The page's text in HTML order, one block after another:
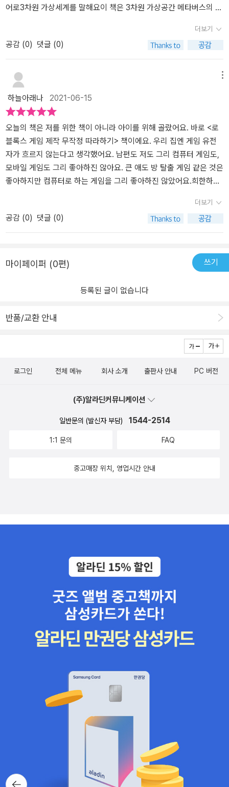
계를 뜻한다. 테마파크를 건설하고 운영하거나 애완동물을 입양하거
인한 캐릭터 의상이나 아이템등을 만들고 마켓에 올려 경제활동도 할
수 있다. 미국가수인 릴 나스는 로블록스에서 콘서트를 열었고, BTS
는 포트나이트를 통해 <Dynamite> 안무버전 뮤직비디오를 처음 공
개하기도 했단다.선생님들은 로블록스를활용하여 교육용 콘텐츠를
만들어 학생들과 수업도 할수있다고 한다. 로블록스를 즐기려면 당연
히 먼저 로블록스 사이트에 접속하여 회원가입을 해야 한다.roblox.c
om 사이트에 들어가서 책에 적혀진대로 회원가입을 진행한다. 아들
은 이미 스스로 예전에 로블록스 게임을 할대부터 회원가입을 해놓았
기에 Tip에 있는 것처럼 <로그인> 버튼으로 시작하기 위해 24페이
지로 넘어가서 진행했다.로블록스 메뉴와 기능을 살펴봐야 할 차례
다. 아들은 게임제작하기에 앞서 이런 게임들 구경하면서 게임 플레
이하는데 시간을 더 많이 쓴것 같다.사이드바메뉴까지 익혀야할게 많
도 되니 둘러보라고했다.스크래치같은 경우도 사이트에 있는 제작된
다른 게임들을 여러날 해보다가 스윽 책을 읽어보더니 하나둘씩 해보
기시작하더라.그러다 꽤 스크래치코딩에 익숙해지게 되어서 스스로
격적으로 게임을 제작하기에 그만큼 시간이 걸리긴 하는데 급하게 결
과물을 만들어야 할게 아니니까 조급하진 않았다. 스크래치는 블록으
로 된것이라 아이들이 시각적으로 그리 부담을 가지지 않았던것 같은
을까 싶었는데 살짝 겁을 먹은것 같기는 하더라. 그래서 일단은 그냥
로만 되어 어려워보일지 모르지만 보면 반복되는 것들이 있으니까 나
중에 읽다보면 감을 잡을거라고 했다.일단은 이거저거 만들어보고 여
기저기 메뉴눌러봐서 뭔지 해보겠단다. 그러면서 기존에 했던 로블록
이 서평은 출판사로부터 책을 무상으로 제공받아 직접 읽고 활용해본
후 작성한 후기입니다.>
오르는 것도 만들었다. 이 책을 보면서 해본 것들 중 내 생각에 가장
으면 죽거나, 또는 나에게 아이템이 들어오기 때문이다. 책을 통해 기
능들을 알고 직접 내 게임을 만들어서 하니 원래 좋아하던 게임이 더
많이 좋아지고 게임을 하면서도 유익하다는 느낌까지 들었다.
어로3차원 가상세계를 말해요이 책은 3차원 가상공간 메타버스의 대
용법과루아(Lua)라는 스크립트 언어를코딩이 처음인 사람도 이해하
기 쉽게 코드 옆에 코드 내용을 설명하였으며실행결과를 바로 확인할
수 있도록구성하였어요여러가지 응용 예제들과 루아코딩까지 익힐
수 있고루아스크립트는 홈페이지에서 다운받아서 사용 가능해요그리
고 수익화할수 있는 방법까지 나와있어서로.알.못인 엄마는 이 책을
보고 너무 놀랐답니다. 로블록스 게임 제작을 통해서 코딩을 학습하
고논리력과 수리력 향상은 물론, 스토리텔링 능력과 추리력도 기를
수 있답니다.!'게임을 하는 아이에서 만드는 아이로!'★로블록스를 사
랑하는 모든 유저★★나만의 게임을 만들면서 텍스트 코딩도 재미있
게 배우고 싶은 10대★★아이와 함께 로블록스 코딩을즐기고 싶은
부모님★ 모두 함께 해보세요 ^^
더보기
공감 (0) 댓글 (0)
하늘아래나 2021-06-15
오늘의 책은 저를 위한 책이 아니라 아이를 위해 골랐어요. 바로 <로
블록스 게임 제작 무작정 따라하기> 책이에요. 우리 집엔 게임 유전
자가 흐르지 않는다고 생각했어요. 남편도 저도 그리 컴퓨터 게임도,
모바일 게임도 그리 좋아하진 않아요. 큰 애도 방 탈출 게임 같은 것은
좋아하지만 컴퓨터로 하는 게임을 그리 좋아하진 않았어요.희한하게
바로 그 게임을 좋아하고 잘해요.그런 아이가 하는 게임이 바로 '로블
록스'였고요.제가 이 책을 신청한 건 단순히 게임을 하는 아이에서 게
임을 만드는 아이로 만들 수 있다는 카피 덕분이기도 해요. 또 초등학
지금은 메타버스가 중요한 세대라고 해요.솔직히 '메타버스'를 제대로
이해하고 있지는 못해요. 제가 Z세대가 아닌 게 확실한 거 같아요. 그
럼 Z 세대고 메타버스를 이해한 우리 아이는 이 책을 어떻게 볼까
밍 기초 개념 및 문법을 다루고 있어요. 프로그래밍 언어의 기본 개념
배우는데 많은 도움이 될 거라고 해요.이 책의 구성은 로블록스에 대
한 이해와 응용과 루아 스크립트의 코딩에 대한 이해를 할 수 있도록
구성되었어요. 책에 있는 내용대로 무작정 따라 하기를 해보았아요.
로 좋아서 하는 만들기와 게임이네요. 솔직히 코딩인지 모르겠지만
아이 스스로 만들어서 그걸로 즐기고 있으니 그걸로 충분하지 않나
싶어요.메타버스를 제대로 이해하지는 못했지만 아이 스스로 즐겁게
더보기
공감 (0) 댓글 (0)
마이페이퍼 (0편) 쓰기
등록된 글이 없습니다
반품/교환 안내
뒤로가
로그인 전체 메뉴 회사 소개 출판사 안내 PC 버전
(주)알라딘커뮤니케이션
일반문의 (발신자 부담) 1544-2514
1:1 문의 FAQ
중고매장 위치, 영업시간 안내